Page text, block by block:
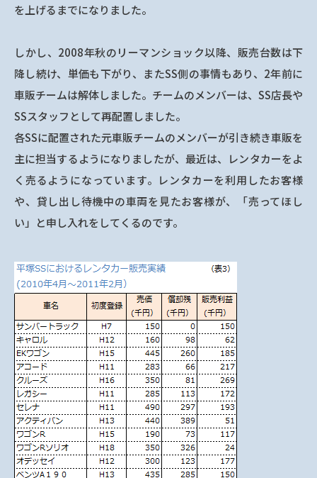
を上げるまでになりました。
しかし、2008年秋のリーマンショック以降、販売台数は下
降し続け、単価も下がり、またSS側の事情もあり、2年前に
車販チームは解体しました。チームのメンバーは、SS店長や
SSスタッフとして再配置しました。
各SSに配置された元車販チームのメンバーが引き続き車販を
主に担当するようになりましたが、最近は、レンタカーをよ
く売るようになっています。レンタカーを利用したお客様
や、貸し出し待機中の車両を見たお客様が、「売ってほし
い」と申し入れをしてくるのです。